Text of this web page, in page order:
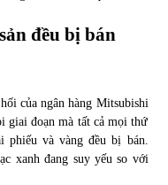
đều bị bán
của ngân hàng Mitsubishi
giai đoạn mà tất cả mọi thứ
phiếu và vàng đều bị bán.
xanh đang suy yếu so với